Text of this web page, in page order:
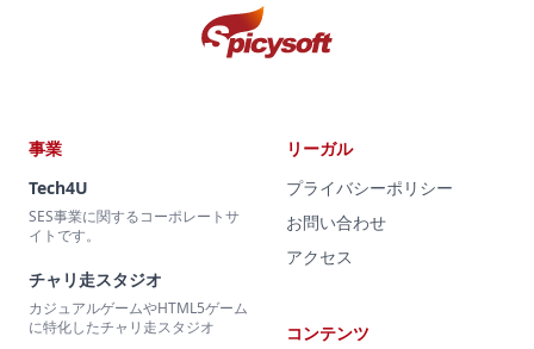
事業
Tech4U
SES事業に関するコーポレートサ
イトです。
チャリ走スタジオ
カジュアルゲームやHTML5ゲーム
に特化したチャリ走スタジオ
リーガル
プライバシーポリシー
お問い合わせ
アクセス
コンテンツ